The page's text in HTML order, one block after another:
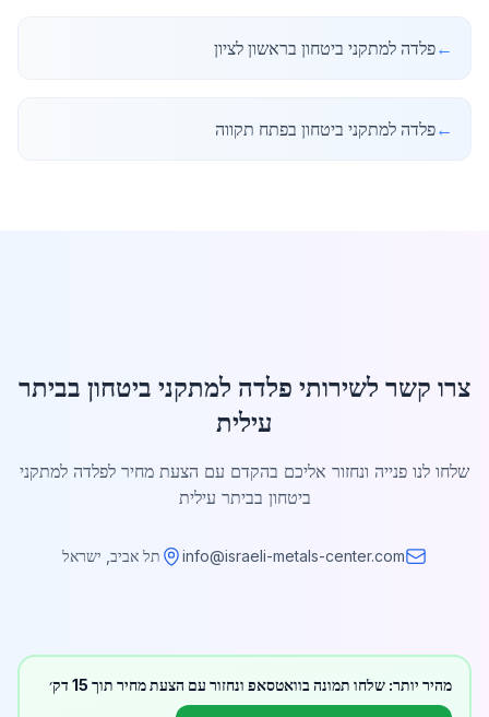
←פלדה למתקני ביטחון בראשון לציון
←פלדה למתקני ביטחון בפתח תקווה
צרו קשר לשירותי פלדה למתקני ביטחון בביתר
עילית
שלחו לנו פנייה ונחזור אליכם בהקדם עם הצעת מחיר לפלדה למתקני
ביטחון בביתר עילית
info@israeli-metals-center.com תל אביב, ישראל
מהיר יותר: שלחו תמונה בוואטסאפ ונחזור עם הצעת מחיר תוך 15 דק׳